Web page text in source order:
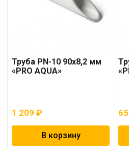
Труба PN-10 90х8,2 мм
«PRO AQUA»
1 209 ₽
В корзину